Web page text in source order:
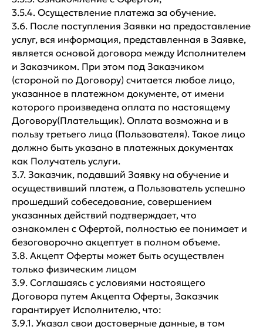
3.5.4. Осуществление платежа за обучение.
3.6. После поступления Заявки на предоставление
услуг, вся информация, представленная в Заявке,
является основой договора между Исполнителем
и Заказчиком. При этом под Заказчиком
(стороной по Договору) считается любое лицо,
указанное в платежном документе, от имени
которого произведена оплата по настоящему
Договору(Плательщик). Оплата возможна и в
пользу третьего лица (Пользователя). Такое лицо
должно быть указано в платежных документах
как Получатель услуги.
3.7. Заказчик, подавший Заявку на обучение и
осуществивший платеж, а Пользователь успешно
прошедший собеседование, совершением
указанных действий подтверждает, что
ознакомлен с Офертой, полностью ее понимает и
безоговорочно акцептует в полном объеме.
3.8. Акцепт Оферты может быть осуществлен
только физическим лицом
3.9. Соглашаясь с условиями настоящего
Договора путем Акцепта Оферты, Заказчик
гарантирует Исполнителю, что:
3.9.1. Указал свои достоверные данные, в том